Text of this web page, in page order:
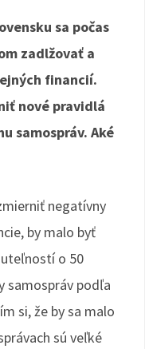
o e
sa počas
zadlžovať a
financií.
nové pravidlá
samospráv. Aké
negatívny
by malo byť
o 50
samospráv podľa
si, že by sa malo
sú veľké